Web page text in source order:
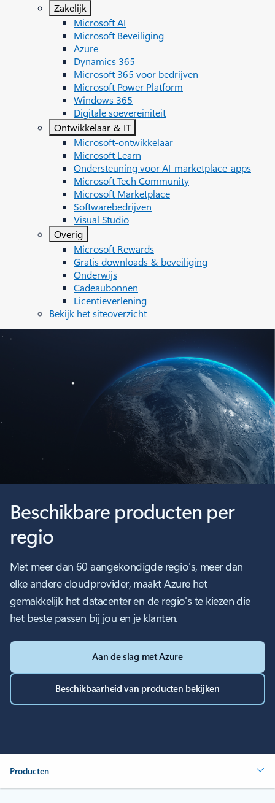
Zakelijk
Microsoft AI
Microsoft Beveiliging
Azure
Dynamics 365
Microsoft 365 voor bedrijven
Microsoft Power Platform
Windows 365
Digitale soevereiniteit
Ontwikkelaar & IT
Microsoft-ontwikkelaar
Microsoft Learn
Ondersteuning voor AI-marketplace-apps
Microsoft Tech Community
Microsoft Marketplace
Softwarebedrijven
Visual Studio
Overig
Microsoft Rewards
Gratis downloads & beveiliging
Onderwijs
Cadeaubonnen
Licentieverlening
Bekijk het siteoverzicht
Beschikbare producten per
regio
Met meer dan 60 aangekondigde regio's, meer dan
elke andere cloudprovider, maakt Azure het
gemakkelijk het datacenter en de regio's te kiezen die
het beste passen bij jou en je klanten.
Aan de slag met Azure
Beschikbaarheid van producten bekijken
Producten